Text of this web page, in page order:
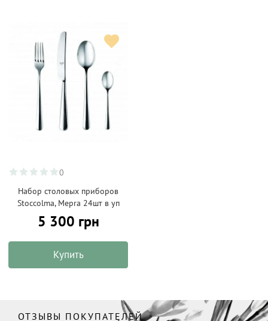
0
Набор столовых приборов
Stoccolma, Mepra 24шт в уп
5 300 грн
Купить
ОТЗЫВЫ ПОКУПАТЕЛЕЙ